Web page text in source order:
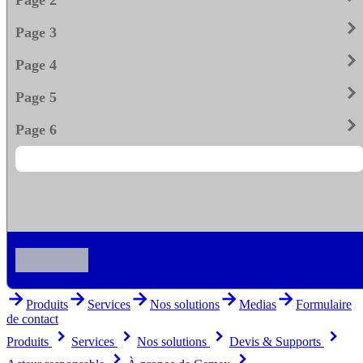
Page 3 keyboard_arrow_right
Page 4 keyboard_arrow_right
Page 5 keyboard_arrow_right
Page 6 keyboard_arrow_right
arrow_forwardProduitsarrow_forward Servicesarrow_forwardNos solutionsarrow_forwardMediasarrow_forwardFormulaire
de contact
Produits
keyboard_arrow_right Services keyboard_arrow_right Nos solutions keyboard_arrow_right Devis & Supports keyboard_arrow_right